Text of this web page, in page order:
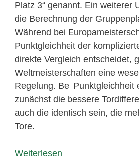
Platz 3“ genannt. Ein weiterer
die Berechnung der
Während bei
Punktgleichheit der
direkte Vergleich entscheidet,
Weltmeisterschaften eine
Regelung. Bei Punktgleichheit
zunächst die bessere
auch die identisch sein, die
Tore.
Weiterlesen